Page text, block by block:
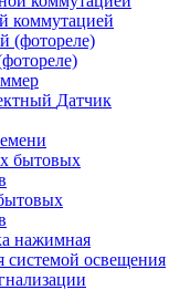
коммутацией
Датчик
нажимная
системой освещения